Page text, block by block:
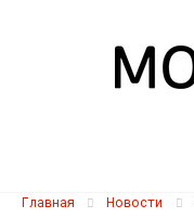
Главная Новости